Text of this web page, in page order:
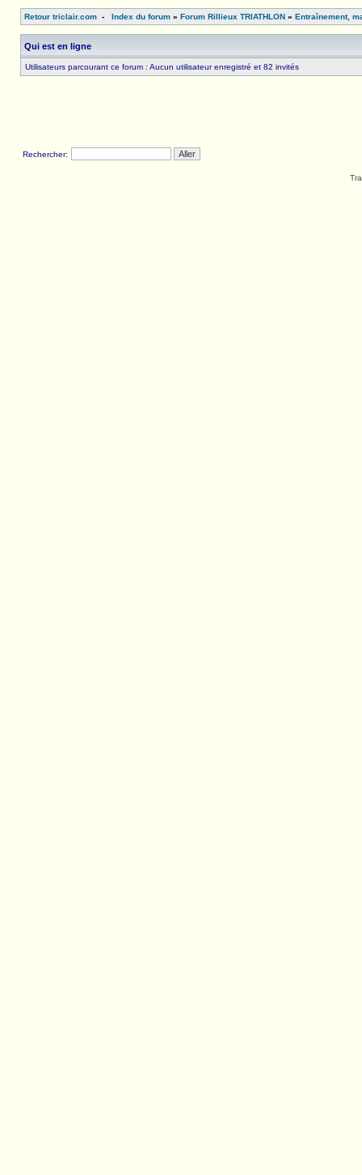
Retour triclair.com - Index du forum » Forum Rillieux TRIATHLON » Entraînement,
Qui est en ligne
Utilisateurs parcourant ce forum : Aucun utilisateur enregistré et 82 invités
Rechercher: